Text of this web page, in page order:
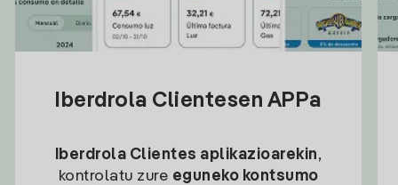
Iberdrola Clientesen APPa
Iberdrola Clientes aplikazioarekin,
kontrolatu zure eguneko kontsumo